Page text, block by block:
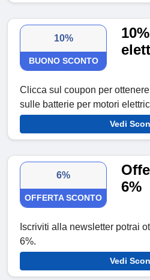
10%
BUONO SCONTO
Clicca sul coupon per
sulle batterie per motori
Vedi
6%
OFFERTA SCONTO
6%
Iscriviti alla newsletter potrai
6%.
Vedi